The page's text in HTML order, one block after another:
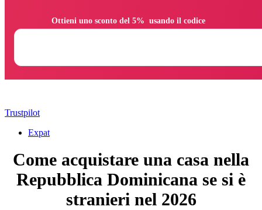
Trustpilot
Expat
Come acquistare una casa nella
Repubblica Dominicana se si è
stranieri nel 2026